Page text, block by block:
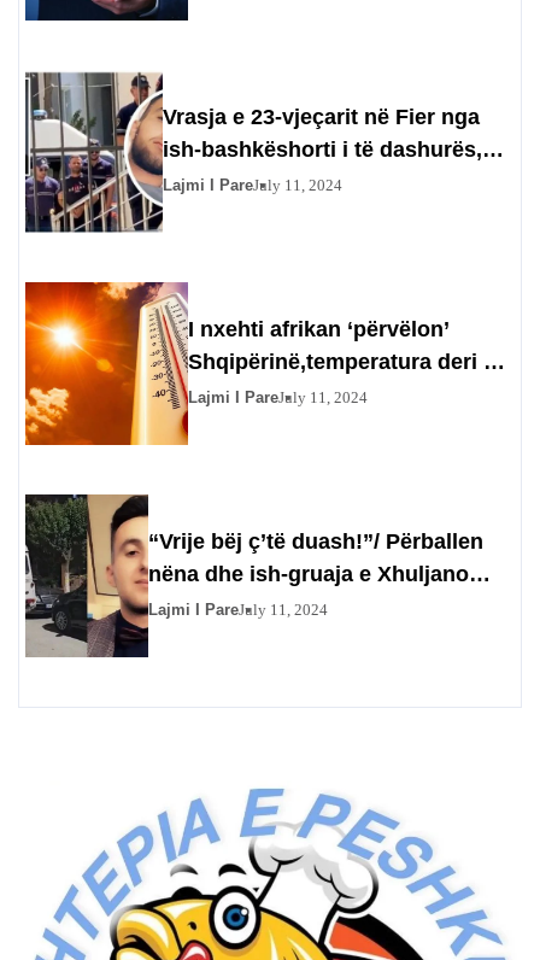
Vrasja e 23-vjeçarit në Fier nga
ish-bashkëshorti i të dashurës,
flet nëna e autorit për nënën e
Lajmi I PareJuly 11, 2024
I nxehti afrikan ‘përvëlon’
Shqipërinë,temperatura deri në
44 gradë ditën e nesërme
Lajmi I PareJuly 11, 2024
“Vrije bëj ç’të duash!”/ Përballen
nëna dhe ish-gruaja e Xhuljano
Mihos, 27-vjeçarja: Të tha dua të
Lajmi I PareJuly 11, 2024